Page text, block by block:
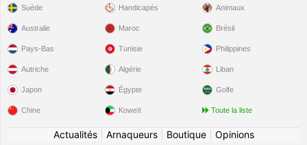
Suède Handicapés Animaux
Australie
Pays-Bas
Autriche
Japon
Chine
Maroc
Tunisie
Algérie
Égypte
Koweït
Brésil
Philippines
Liban
Golfe
Toute la liste
Actualités| Arnaqueurs| Boutique| Opinions